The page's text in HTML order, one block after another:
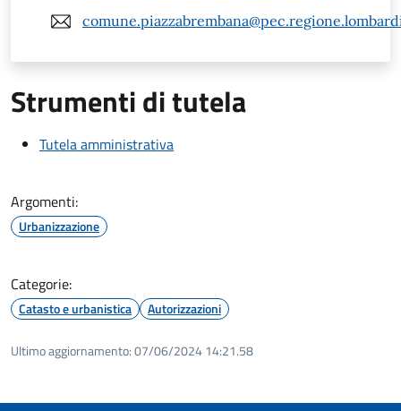
Strumenti di tutela
Tutela amministrativa
Argomenti:
Urbanizzazione
Categorie:
Catasto e urbanistica Autorizzazioni
Ultimo aggiornamento:07/06/2024 14:21.58